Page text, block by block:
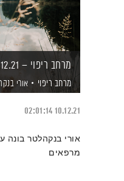
מרחב ריפוי – 10.12.21
מרחב ריפוי אורי
10.12.21
02:01:14
אורי בנקהלטר בונה
מרפאים